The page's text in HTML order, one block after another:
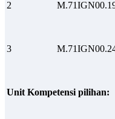
2
3
Unit Kompetensi pilihan: